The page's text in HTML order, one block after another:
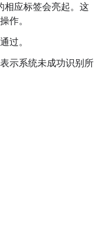
相应标签会亮起。这
作。
过。
示系统未成功识别所